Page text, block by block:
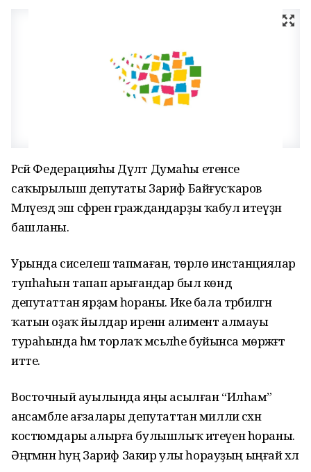
Рәсәй Федерацияһы Дәүләт Думаһы етенсе
саҡырылыш депутаты Зариф Байғусҡаров
Мәләүездә эш сәфәрен граждандарҙы ҡабул итеүҙән
башланы.
Урында сиселеш тапмаған, төрлө инстанциялар
тупһаһын тапап арығандар был көндә
депутаттан ярҙам һораны. Ике бала тәрбиәләгән
ҡатын оҙаҡ йылдар иренән алимент алмауы
тураһында һәм торлаҡ мәсьәләһе буйынса мөрәжәғәт
итте.
Восточный ауылында яңы асылған “Илһам”
ансамбле ағзалары депутаттан милли сәхнә
костюмдары алырға булышлыҡ итеүен һораны.
Әңгәмәнән һуң Зариф Закир улы һорауҙың ыңғай хәл